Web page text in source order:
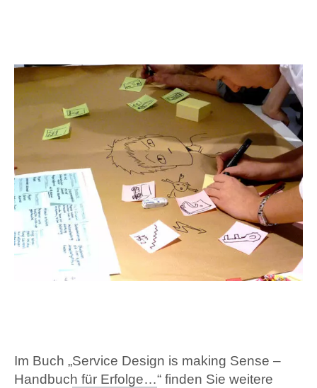
Im Buch „Service Design is making Sense –
Handbuch für Erfolge…“ finden Sie weitere